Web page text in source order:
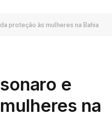
proteção às mulheres na Bahia
e
na